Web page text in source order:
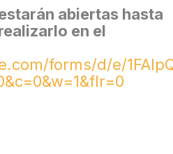
abiertas hasta
en el
forms/d/e/